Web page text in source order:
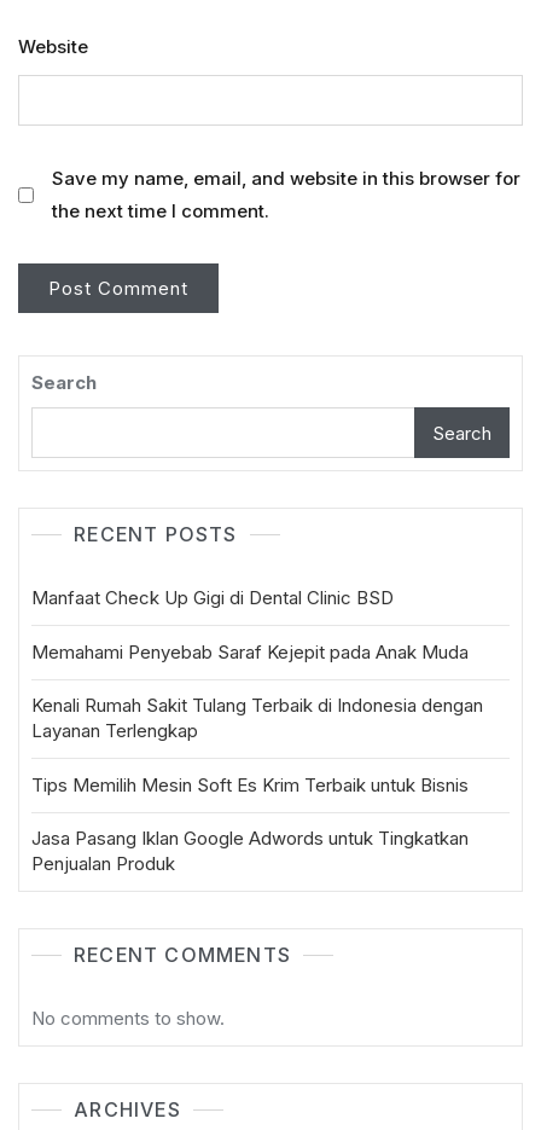
Website
Save my name, email, and website in this browser for
the next time I comment.
Search
Search
RECENT POSTS
Manfaat Check Up Gigi di Dental Clinic BSD
Memahami Penyebab Saraf Kejepit pada Anak Muda
Kenali Rumah Sakit Tulang Terbaik di Indonesia dengan
Layanan Terlengkap
Tips Memilih Mesin Soft Es Krim Terbaik untuk Bisnis
Jasa Pasang Iklan Google Adwords untuk Tingkatkan
Penjualan Produk
RECENT COMMENTS
No comments to show.
ARCHIVES